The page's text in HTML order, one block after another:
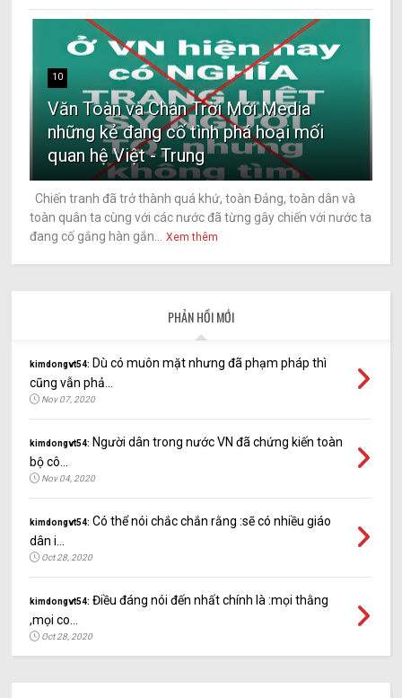
10
Văn Toàn và Chân Trời Mới Media
những kẻ đang cố tình phá hoại mối
quan hệ Việt - Trung
Chiến tranh đã trở thành quá khứ, toàn Đảng, toàn dân và
toàn quân ta cùng với các nước đã từng gây chiến với nước ta
đang cố gắng hàn gắn...
Xem thêm
PHẢN HỒI MỚI
kimdongvt54: Dù có muôn mặt nhưng đã phạm pháp thì
cũng vẫn phả...
Nov 07, 2020
kimdongvt54: Người dân trong nước VN đã chứng kiến toàn
bộ cô...
Nov 04, 2020
kimdongvt54: Có thể nói chắc chắn rằng :sẽ có nhiều giáo
dân i...
Oct 28, 2020
kimdongvt54: Điều đáng nói đến nhất chính là :mọi thằng
,mọi co...
Oct 28, 2020